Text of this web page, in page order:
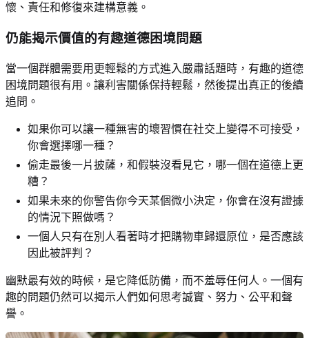
懷、責任和修復來建構意義。
仍能揭示價值的有趣道德困境問題
當一個群體需要用更輕鬆的方式進入嚴肅話題時，有趣的道德
困境問題很有用。讓利害關係保持輕鬆，然後提出真正的後續
追問。
如果你可以讓一種無害的壞習慣在社交上變得不可接受，
你會選擇哪一種？
偷走最後一片披薩，和假裝沒看見它，哪一個在道德上更
糟？
如果未來的你警告你今天某個微小決定，你會在沒有證據
的情況下照做嗎？
一個人只有在別人看著時才把購物車歸還原位，是否應該
因此被評判？
幽默最有效的時候，是它降低防備，而不羞辱任何人。一個有
趣的問題仍然可以揭示人們如何思考誠實、努力、公平和聲
譽。